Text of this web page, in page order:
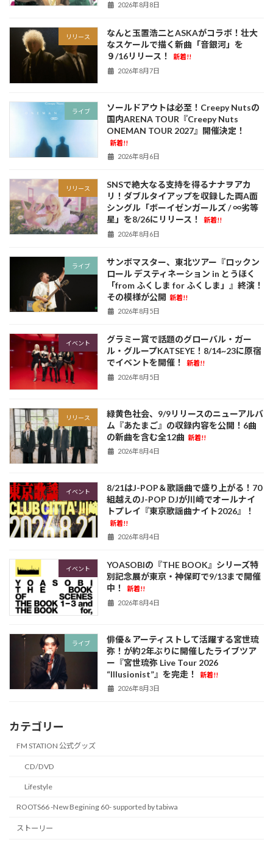
2026年8月8日
リリース
なんと玉置浩二とASKAがコラボ！壮大
なスケールで描く新曲「音銀河」を
９/16リリース！
新着!!
2026年8月7日
ライブ
ソールドアウトは必至！Creepy Nutsの
国内ARENA TOUR『Creepy Nuts
ONEMAN TOUR 2027』開催決定！
新着!!
2026年8月6日
リリース
SNSで絶大なる支持を得るナナヲアカ
リ！ダブルタイアップを収録した両A面
シングル「ボーイゼンガールズ / ∞劣等
星」を8/26にリリース！
新着!!
2026年8月6日
ライブ
サンボマスター、東北ツアー『ロックン
ロール デスティネーション in とうほく
「from ふくしま for ふくしま」』終演！
その模様が公開 新着!!
2026年8月5日
イベント
グラミー賞で話題のグローバル・ガー
ル・グループKATSEYE！8/14~23に原宿
でイベントを開催！
新着!!
2026年8月5日
リリース
緑黄色社会、9/9リリースのニューアルバ
ム『あたまご』の収録内容を公開！6曲
の新曲を含む全12曲 新着!!
2026年8月4日
イベント
8/21はJ-POP＆歌謡曲で盛り上がる！70
組越えのJ-POP DJが川崎でオールナイ
トプレイ『東京歌謡曲ナイト2026』！
新着!!
2026年8月4日
イベント
YOASOBIの『THE BOOK』シリーズ特
別記念展が東京・神保町で9/13まで開催
中！
新着!!
2026年8月4日
ライブ
俳優＆アーティストして活躍する宮世琉
弥！が約2年ぶりに開催したライブツア
ー『宮世琉弥 Live Tour 2026
“Illusionist”』を完走！
新着!!
2026年8月3日
カテゴリー
FM STATION 公式グッズ
CD/DVD
Lifestyle
ROOTS66 -New Begining 60- supported by tabiwa
ストーリー